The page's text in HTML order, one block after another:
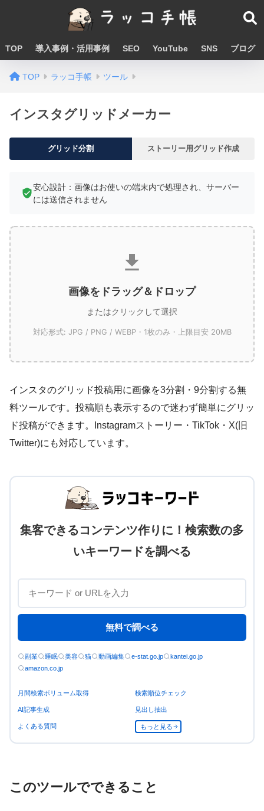
TOP 導入事例・活用事例 SEO YouTube SNS ブログ
TOP ラッコ手帳 ツール
インスタグリッドメーカー
グリッド分割 ストーリー用グリッド作成
安心設計：画像はお使いの端末内で処理され、サーバー
には送信されません
画像をドラッグ＆ドロップ
またはクリックして選択
対応形式: JPG / PNG / WEBP・1枚のみ・上限目安 20MB
インスタのグリッド投稿用に画像を3分割・9分割する無
料ツールです。投稿順も表示するので迷わず簡単にグリッ
ド投稿ができます。Instagramストーリー・TikTok・X(旧
Twitter)にも対応しています。
集客できるコンテンツ作りに！検索数の多
いキーワードを調べる
無料で調べる
副業 睡眠 美容 猫 動画編集 e-stat.go.jp
kantei.go.jp
amazon.co.jp
月間検索ボリューム取得 検索順位チェック
AI記事生成 見出し抽出
よくある質問 もっと見る
このツールでできること